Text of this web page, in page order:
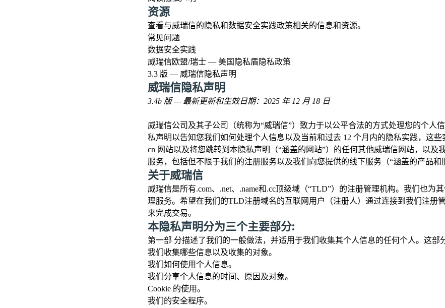
资源
查看与威瑞信的隐私和数据安全实践政策相关的信息和资源。
常见问题
数据安全实践
威瑞信欧盟/瑞士 — 美国隐私盾隐私政策
3.3 版 — 威瑞信隐私声明
威瑞信隐私声明
3.4b 版 — 最新更新和生效日期：2025 年 12 月 18 日
威瑞信公司及其子公司（统称为“威瑞信”）致力于以公平合法的方式处理您的个人
私声明以告知您我们如何处理个人信息以及当前和过去 12 个月内的隐私实践，这
cn 网站以及将您跳转到本隐私声明（“涵盖的网站”）的任何其他威瑞信网站，以及
服务，包括但不限于我们的注册服务以及我们向您提供的线下服务（“涵盖的产品和
关于威瑞信
威瑞信是所有.com、.net、.name和.cc顶级域（“TLD”）的注册管理机构。我们也为
理服务。希望在我们的TLD注册域名的互联网用户（注册人）通过连接到我们注册
来完成交易。
本隐私声明分为三个主要部分:
第一部 分描述了我们的一般做法，并适用于我们收集其个人信息的任何个人。这部
我们收集哪些信息以及收集的对象。
我们如何使用个人信息。
我们分享个人信息的时间、原因及对象。
Cookie 的使用。
我们的安全程序。